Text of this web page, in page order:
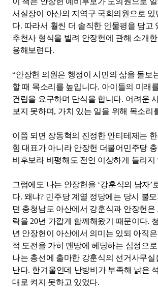
서실장이 아산의 지역구 국회의원으로 있
다. 따라서 훨씬 더 솔직한 인물평을 담고
추천사 형식을 빌려 안장헌에 관해 소개
용해보련다.
“안장헌 의원은 행정이 시민의 삶을 돌보
할 때 목소리를 높입니다. 아이들의 미래
건립을 요구하며 단식을 합니다. 어려운
보지 못하며, 가치 있는 일을 위해 목소리
이쯤 되면 장동혁의 진정한 안티테제는
힘 대표가 아니라 안장헌 더불어민주당 충
비후보라 비평해도 전연 이상하게 들리지
그럼에도 나는 안장헌을 ‘강훈식의 남자’
다. 왜냐? 민주당 계열 정당에는 당시 불
던 충청남도 아산에서 강훈식과 안장헌은
락을 20년 가깝게 함께해왔기 때문이다.
년 안장헌이 아산에서 의미는 있되 아직은
적 도전을 가히 맨땅에 헤딩하는 심정으
나는 총선에 출마한 강훈식의 선거사무실
난다. 한겨울인데 난방비가 부족해 낡은
대로 켜지 못하고 있었다.